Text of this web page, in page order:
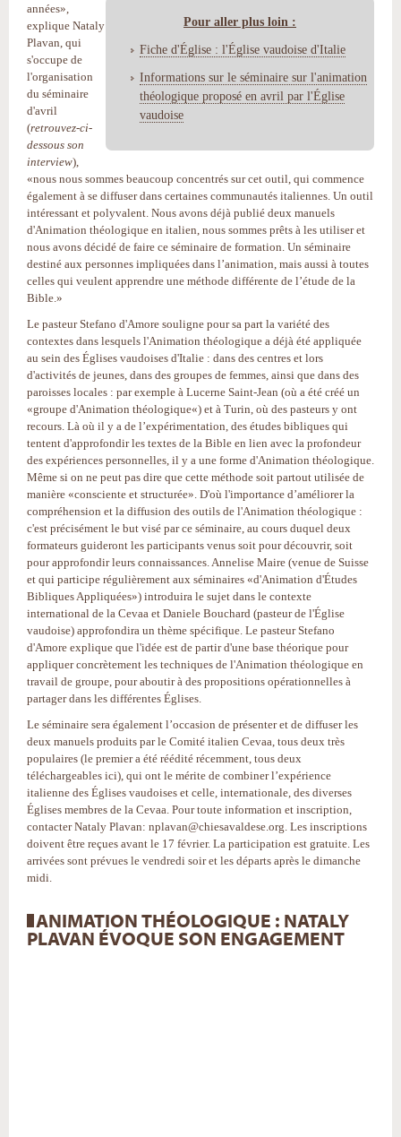
Pour aller plus loin :
Fiche d'Église : l'Église vaudoise d'Italie
Informations sur le séminaire sur l'animation
théologique proposé en avril par l'Église
vaudoise
années»,
explique Nataly
Plavan, qui
s'occupe de
l'organisation
du séminaire
d'avril
(retrouvez-ci-
dessous son
interview),
«nous nous sommes beaucoup concentrés sur cet outil, qui commence
également à se diffuser dans certaines communautés italiennes. Un outil
intéressant et polyvalent. Nous avons déjà publié deux manuels
d'Animation théologique en italien, nous sommes prêts à les utiliser et
nous avons décidé de faire ce séminaire de formation. Un séminaire
destiné aux personnes impliquées dans l’animation, mais aussi à toutes
celles qui veulent apprendre une méthode différente de l’étude de la
Bible.»
Le pasteur Stefano d'Amore souligne pour sa part la variété des
contextes dans lesquels l'Animation théologique a déjà été appliquée
au sein des Églises vaudoises d'Italie : dans des centres et lors
d'activités de jeunes, dans des groupes de femmes, ainsi que dans des
paroisses locales : par exemple à Lucerne Saint-Jean (où a été créé un
«groupe d'Animation théologique«) et à Turin, où des pasteurs y ont
recours. Là où il y a de l’expérimentation, des études bibliques qui
tentent d'approfondir les textes de la Bible en lien avec la profondeur
des expériences personnelles, il y a une forme d'Animation théologique.
Même si on ne peut pas dire que cette méthode soit partout utilisée de
manière «consciente et structurée». D'où l'importance d’améliorer la
compréhension et la diffusion des outils de l'Animation théologique :
c'est précisément le but visé par ce séminaire, au cours duquel deux
formateurs guideront les participants venus soit pour découvrir, soit
pour approfondir leurs connaissances. Annelise Maire (venue de Suisse
et qui participe régulièrement aux séminaires «d'Animation d'Études
Bibliques Appliquées») introduira le sujet dans le contexte
international de la Cevaa et Daniele Bouchard (pasteur de l'Église
vaudoise) approfondira un thème spécifique. Le pasteur Stefano
d'Amore explique que l'idée est de partir d'une base théorique pour
appliquer concrètement les techniques de l'Animation théologique en
travail de groupe, pour aboutir à des propositions opérationnelles à
partager dans les différentes Églises.
Le séminaire sera également l’occasion de présenter et de diffuser les
deux manuels produits par le Comité italien Cevaa, tous deux très
populaires (le premier a été réédité récemment, tous deux
téléchargeables ici), qui ont le mérite de combiner l’expérience
italienne des Églises vaudoises et celle, internationale, des diverses
Églises membres de la Cevaa. Pour toute information et inscription,
contacter Nataly Plavan: nplavan@chiesavaldese.org. Les inscriptions
doivent être reçues avant le 17 février. La participation est gratuite. Les
arrivées sont prévues le vendredi soir et les départs après le dimanche
midi.
ANIMATION THÉOLOGIQUE : NATALY
PLAVAN ÉVOQUE SON ENGAGEMENT